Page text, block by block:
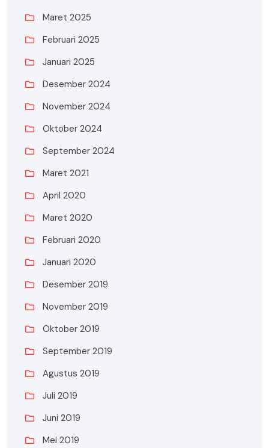
Maret 2025
Februari 2025
Januari 2025
Desember 2024
November 2024
Oktober 2024
September 2024
Maret 2021
April 2020
Maret 2020
Februari 2020
Januari 2020
Desember 2019
November 2019
Oktober 2019
September 2019
Agustus 2019
Juli 2019
Juni 2019
Mei 2019